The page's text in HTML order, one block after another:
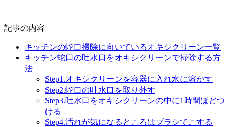
記事の内容
キッチンの蛇口掃除に向いているオキシクリーン一覧
キッチン蛇口の吐水口をオキシクリーンで掃除する方
法
Step1.オキシクリーンを容器に入れ水に溶かす
Step2.蛇口の吐水口を取り外す
Step3.吐水口をオキシクリーンの中に1時間ほどつ
ける
Step4.汚れが気になるところはブラシでこする